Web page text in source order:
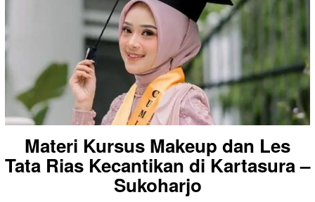
Materi Kursus Makeup dan Les
Tata Rias Kecantikan di Kartasura –
Sukoharjo